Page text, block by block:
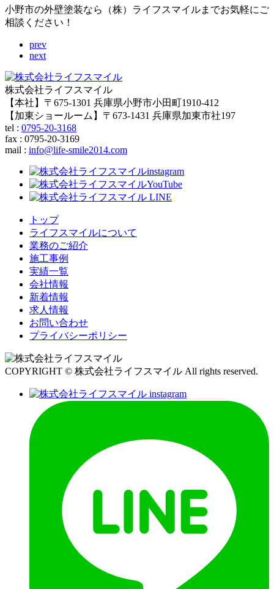
小野市の外壁塗装なら（株）ライフスマイルまでお気軽にご
相談ください！
prev
next
株式会社ライフスマイル
【本社】〒675-1301 兵庫県小野市小田町1910-412
【加東ショールーム】〒673-1431 兵庫県加東市社197
tel : 0795-20-3168
fax : 0795-20-3169
mail : info@life-smile2014.com
トップ
ライフスマイルについて
業務のご紹介
施工事例
実績一覧
会社情報
新着情報
求人情報
お問い合わせ
プライバシーポリシー
COPYRIGHT © 株式会社ライフスマイル All rights reserved.